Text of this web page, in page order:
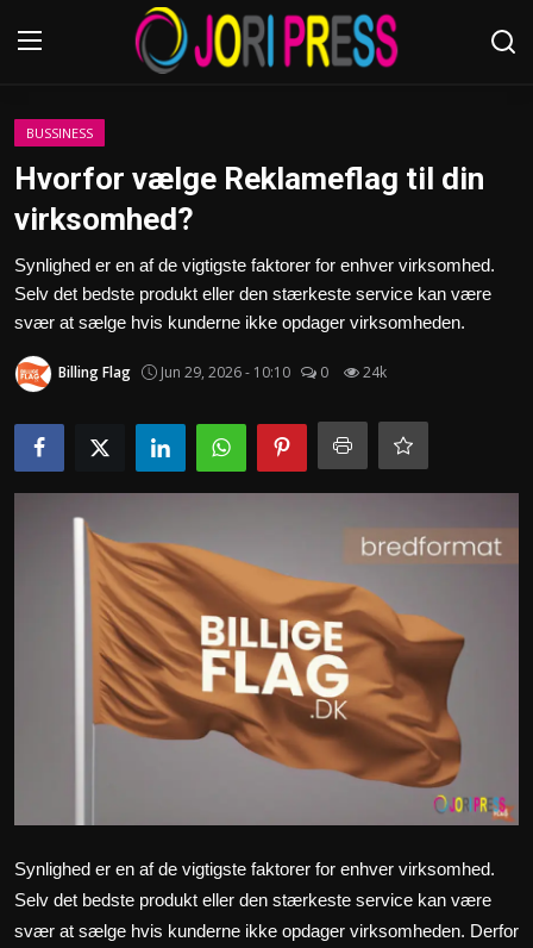
Login
Advertisement
Trending News
About us
Contact us
Bussiness
Tips and Tricks
BUSSINESS
Hvorfor vælge Reklameflag til din
virksomhed?
Synlighed er en af de vigtigste faktorer for enhver virksomhed.
Selv det bedste produkt eller den stærkeste service kan være
svær at sælge hvis kunderne ikke opdager virksomheden.
Billing Flag Jun 29, 2026 - 10:10 0 24k
Synlighed er en af de vigtigste faktorer for enhver virksomhed.
Selv det bedste produkt eller den stærkeste service kan være
svær at sælge hvis kunderne ikke opdager virksomheden. Derfor